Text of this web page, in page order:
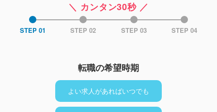
＼ カンタン30秒 ／
STEP 01 STEP 02 STEP 03 STEP 04
転職の希望時期
よい求人があればいつでも